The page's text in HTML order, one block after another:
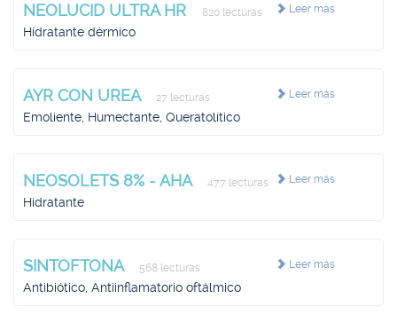
Leer más
NEOLUCID ULTRA HR 820 lecturas
Hidratante dérmico
Leer más
AYR CON UREA 27 lecturas
Emoliente, Humectante, Queratolítico
Leer más
NEOSOLETS 8% - AHA 477 lecturas
Hidratante
Leer más
SINTOFTONA 568 lecturas
Antibiótico, Antiinflamatorio oftálmico